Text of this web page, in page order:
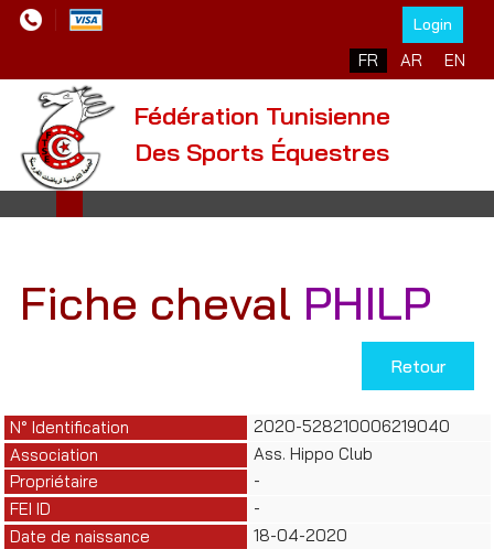
Login
Sélectionnez votre
FR AR EN
Fédération Tunisienne
Des Sports Équestres
Fiche cheval PHILP
Retour
N° Identification
2020-528210006219040
Association
Ass. Hippo Club
Propriétaire
-
FEI ID
-
Date de naissance
18-04-2020